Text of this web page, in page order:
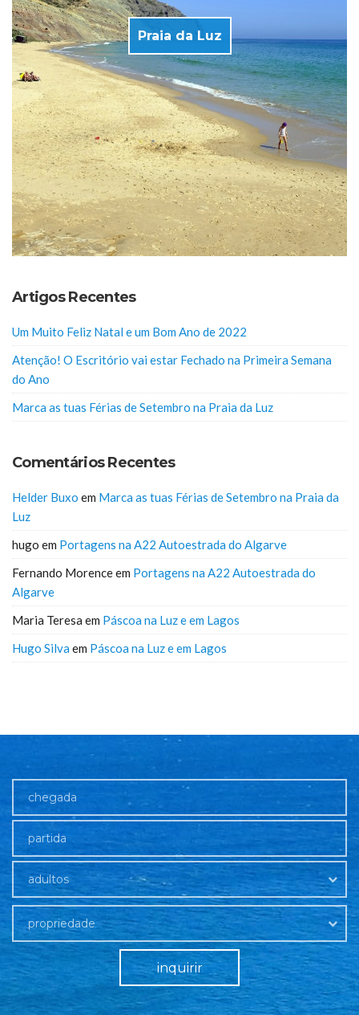
Praia da Luz
Artigos Recentes
Um Muito Feliz Natal e um Bom Ano de 2022
Atenção! O Escritório vai estar Fechado na Primeira Semana
do Ano
Marca as tuas Férias de Setembro na Praia da Luz
Comentários Recentes
Helder Buxo em Marca as tuas Férias de Setembro na Praia da
Luz
hugo em Portagens na A22 Autoestrada do Algarve
Fernando Morenceem Portagens na A22 Autoestrada do
Algarve
Maria Teresa em Páscoa na Luz e em Lagos
Hugo Silva em Páscoa na Luz e em Lagos
adultos
propriedade
inquirir